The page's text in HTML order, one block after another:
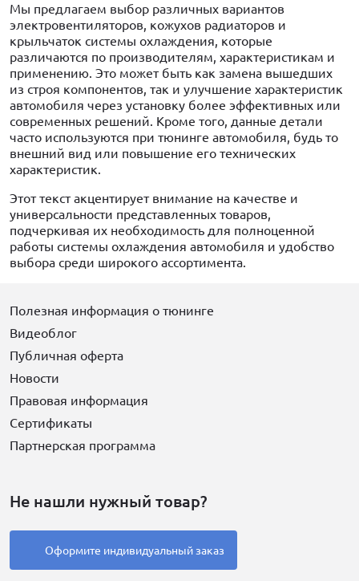
Мы предлагаем выбор различных вариантов
электровентиляторов, кожухов радиаторов и
крыльчаток системы охлаждения, которые
различаются по производителям, характеристикам и
применению. Это может быть как замена вышедших
из строя компонентов, так и улучшение характеристик
автомобиля через установку более эффективных или
современных решений. Кроме того, данные детали
часто используются при тюнинге автомобиля, будь то
внешний вид или повышение его технических
характеристик.
Этот текст акцентирует внимание на качестве и
универсальности представленных товаров,
подчеркивая их необходимость для полноценной
работы системы охлаждения автомобиля и удобство
выбора среди широкого ассортимента.
Полезная информация о тюнинге
Видеоблог
Публичная оферта
Новости
Правовая информация
Сертификаты
Партнерская программа
Не нашли нужный товар?
Оформите индивидуальный заказ